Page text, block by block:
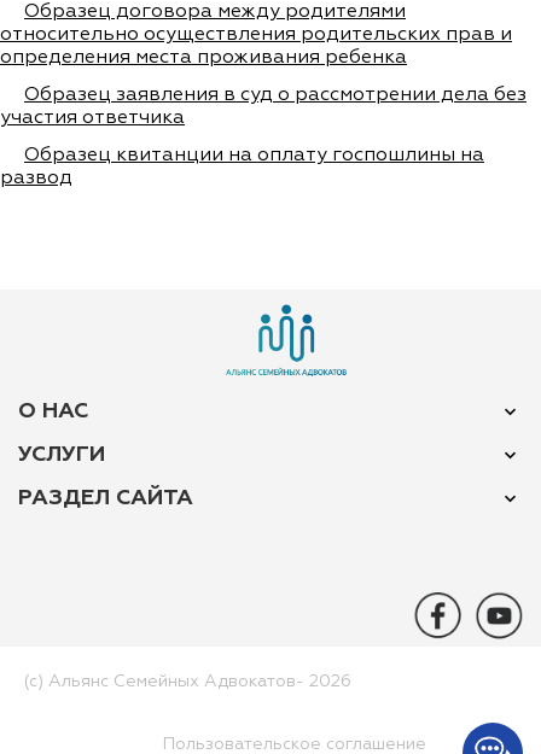
Образец договора между родителями
относительно осуществления родительских прав и
определения места проживания ребенка
Образец заявления в суд о рассмотрении дела без
участия ответчика
Образец квитанции на оплату госпошлины на
развод
О НАС
УСЛУГИ
РАЗДЕЛ САЙТА
(c) Альянс Семейных Адвокатов-­ 2026
Пользовательское соглашение